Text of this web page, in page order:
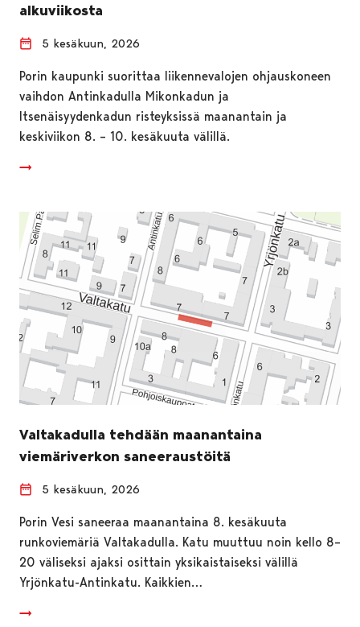
alkuviikosta
5 kesäkuun, 2026
Porin kaupunki suorittaa liikennevalojen ohjauskoneen
vaihdon Antinkadulla Mikonkadun ja
Itsenäisyydenkadun risteyksissä maanantain ja
keskiviikon 8. – 10. kesäkuuta välillä.
Valtakadulla tehdään maanantaina
viemäriverkon saneeraustöitä
5 kesäkuun, 2026
Porin Vesi saneeraa maanantaina 8. kesäkuuta
runkoviemäriä Valtakadulla. Katu muuttuu noin kello 8–
20 väliseksi ajaksi osittain yksikaistaiseksi välillä
Yrjönkatu-Antinkatu. Kaikkien…